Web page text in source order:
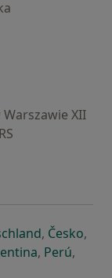
XII
nowej karcie
się w nowej
otwiera się
, Česko,
karcie
nowej karcie
się w nowej
otwiera się
, Perú,